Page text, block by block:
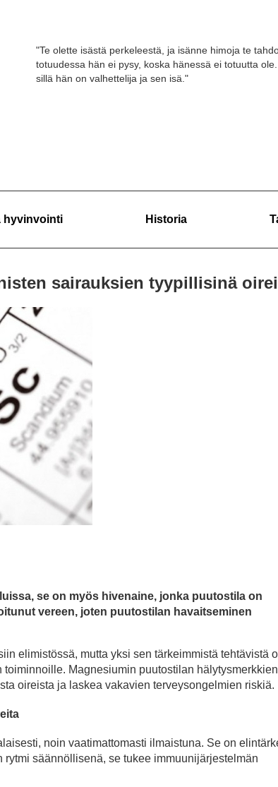
"Te olette isästä perkeleestä, ja isänne himoja te
totuudessa hän ei pysy, koska hänessä ei totuutta
sillä hän on valhettelija ja sen isä."
hyvinvointi Historia
sairauksien tyypillisinä
se on myös hivenaine, jonka puutostila on
vereen, joten puutostilan havaitseminen
elimistössä, mutta yksi sen tärkeimmistä tehtävistä
Magnesiumin puutostilan hälytysmerkkien
oireista ja laskea vakavien terveysongelmien riskiä.
noin vaatimattomasti ilmaistuna. Se on
säännöllisenä, se tukee immuunijärjestelmän